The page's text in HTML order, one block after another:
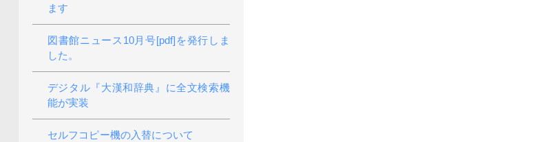
ます
図書館ニュース10月号[pdf]を発行しま
した。
デジタル『大漢和辞典』に全文検索機
能が実装
セルフコピー機の入替について